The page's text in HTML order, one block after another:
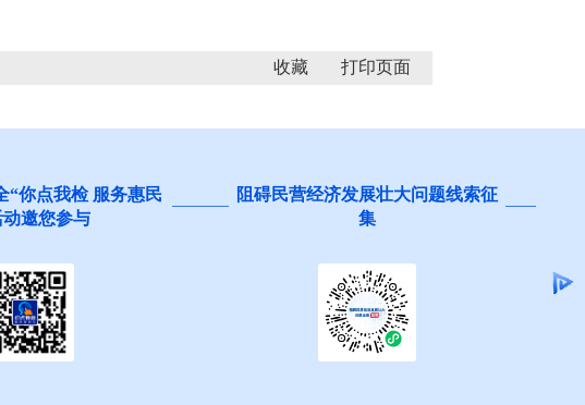
收藏
“你点我检 服务惠民
动邀您参与
阻碍民营经济发展壮大问题线索征
集